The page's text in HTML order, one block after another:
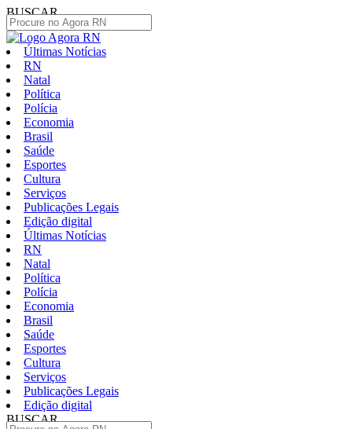
BUSCAR
Últimas Notícias
RN
Natal
Política
Polícia
Economia
Brasil
Saúde
Esportes
Cultura
Serviços
Publicações Legais
Edição digital
Últimas Notícias
RN
Natal
Política
Polícia
Economia
Brasil
Saúde
Esportes
Cultura
Serviços
Publicações Legais
Edição digital
BUSCAR